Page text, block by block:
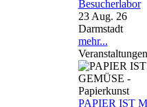
Besucherlabor
23 Aug. 26
Darmstadt
mehr...
PAPIER IST